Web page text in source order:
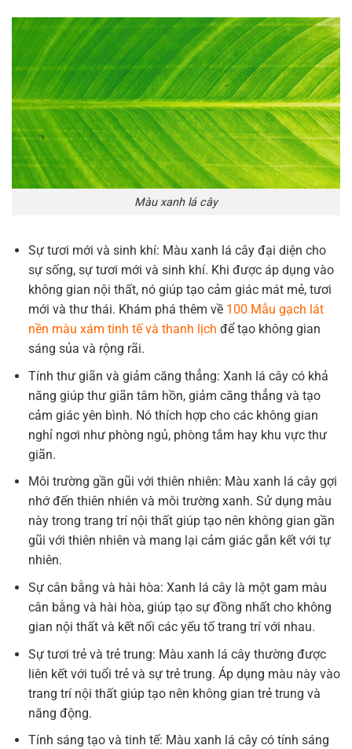
Màu xanh lá cây
Sự tươi mới và sinh khí: Màu xanh lá cây đại diện cho
sự sống, sự tươi mới và sinh khí. Khi được áp dụng vào
không gian nội thất, nó giúp tạo cảm giác mát mẻ, tươi
mới và thư thái. Khám phá thêm về 100 Mẫu gạch lát
nền màu xám tinh tế và thanh lịch để tạo không gian
sáng sủa và rộng rãi.
Tính thư giãn và giảm căng thẳng: Xanh lá cây có khả
năng giúp thư giãn tâm hồn, giảm căng thẳng và tạo
cảm giác yên bình. Nó thích hợp cho các không gian
nghỉ ngơi như phòng ngủ, phòng tắm hay khu vực thư
giãn.
Môi trường gần gũi với thiên nhiên: Màu xanh lá cây gợi
nhớ đến thiên nhiên và môi trường xanh. Sử dụng màu
này trong trang trí nội thất giúp tạo nên không gian gần
gũi với thiên nhiên và mang lại cảm giác gắn kết với tự
nhiên.
Sự cân bằng và hài hòa: Xanh lá cây là một gam màu
cân bằng và hài hòa, giúp tạo sự đồng nhất cho không
gian nội thất và kết nối các yếu tố trang trí với nhau.
Sự tươi trẻ và trẻ trung: Màu xanh lá cây thường được
liên kết với tuổi trẻ và sự trẻ trung. Áp dụng màu này vào
trang trí nội thất giúp tạo nên không gian trẻ trung và
năng động.
Tính sáng tạo và tinh tế: Màu xanh lá cây có tính sáng